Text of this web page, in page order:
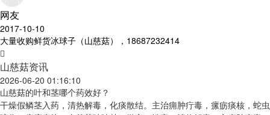
网友
2017-10-10
大量收购鲜货冰球子（山慈菇），18687232414
山慈菇资讯
2026-06-20 01:16:10
山慈菇的叶和茎哪个药效好？
干燥假鳞茎入药，清热解毒，化痰散结。主治痈肿疔毒，瘰疬痰核，蛇虫